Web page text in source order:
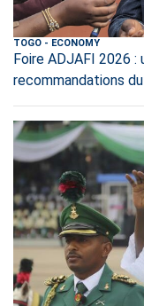
TOGO - ECONOMY
Foire ADJAFI 2026
recommandations